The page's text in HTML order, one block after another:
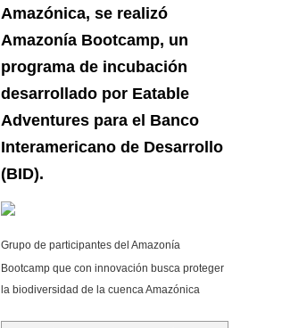
Amazónica, se realizó
Amazonía Bootcamp, un
programa de incubación
desarrollado por Eatable
Adventures para el Banco
Interamericano de Desarrollo
(BID).
Grupo de participantes del Amazonía
Bootcamp que con innovación busca proteger
la biodiversidad de la cuenca Amazónica